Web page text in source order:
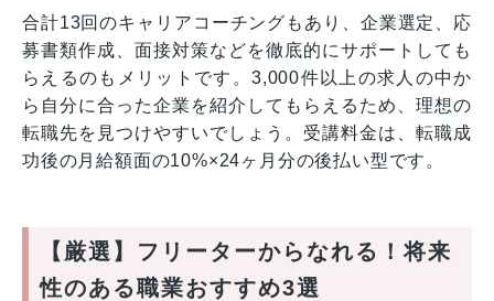
合計13回のキャリアコーチングもあり、企業選定、応
募書類作成、面接対策などを徹底的にサポートしても
らえるのもメリットです。3,000件以上の求人の中か
ら自分に合った企業を紹介してもらえるため、理想の
転職先を見つけやすいでしょう。受講料金は、転職成
功後の月給額面の10%×24ヶ月分の後払い型です。
【厳選】フリーターからなれる！将来
性のある職業おすすめ3選